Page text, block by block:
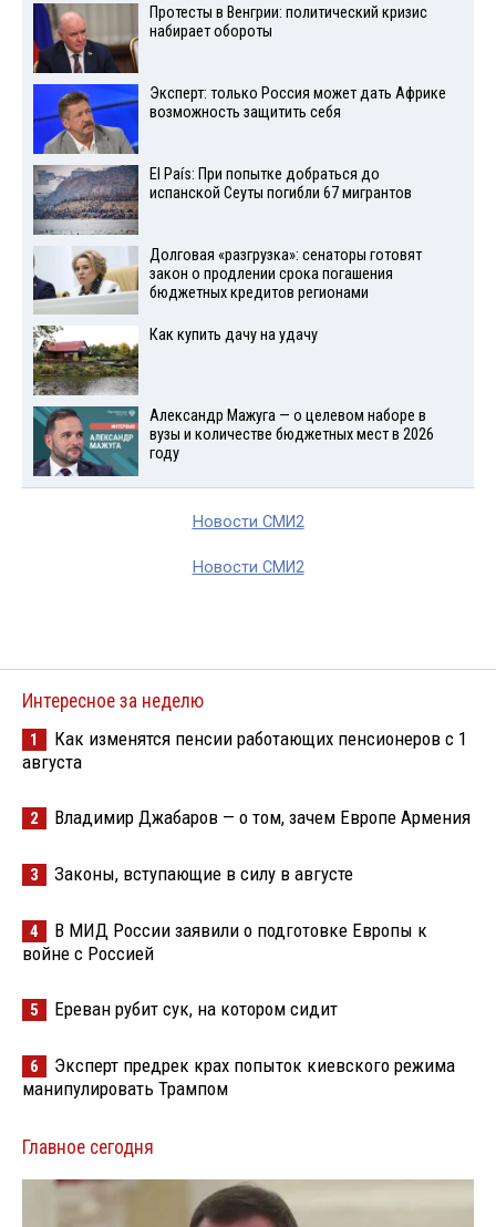
Протесты в Венгрии: политический кризис
набирает обороты
Эксперт: только Россия может дать Африке
возможность защитить себя
El País: При попытке добраться до
испанской Сеуты погибли 67 мигрантов
Долговая «разгрузка»: сенаторы готовят
закон о продлении срока погашения
бюджетных кредитов регионами
Как купить дачу на удачу
Александр Мажуга — о целевом наборе в
вузы и количестве бюджетных мест в 2026
году
Новости СМИ2
Новости СМИ2
Интересное за неделю
1
Как изменятся пенсии работающих пенсионеров с 1
августа
2 Владимир Джабаров — о том, зачем Европе Армения
3 Законы, вступающие в силу в августе
4
В МИД России заявили о подготовке Европы к
войне с Россией
5 Ереван рубит сук, на котором сидит
6
Эксперт предрек крах попыток киевского режима
манипулировать Трампом
Главное сегодня